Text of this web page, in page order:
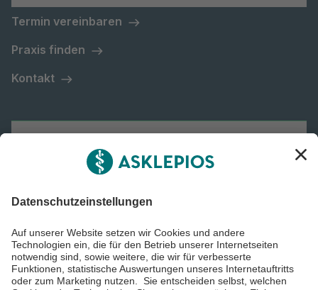
Termin vereinbaren
Praxis finden
Kontakt